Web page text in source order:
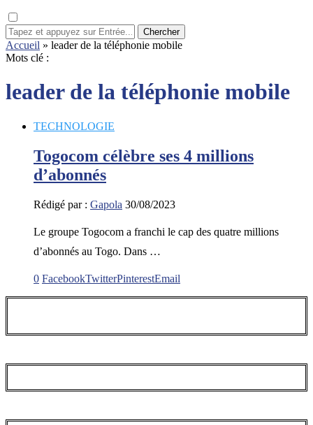
Chercher
Accueil » leader de la téléphonie mobile
Mots clé :
leader de la téléphonie mobile
TECHNOLOGIE
Togocom célèbre ses 4 millions
d’abonnés
Rédigé par : Gapola 30/08/2023
Le groupe Togocom a franchi le cap des quatre millions
d’abonnés au Togo. Dans …
0 FacebookTwitterPinterestEmail